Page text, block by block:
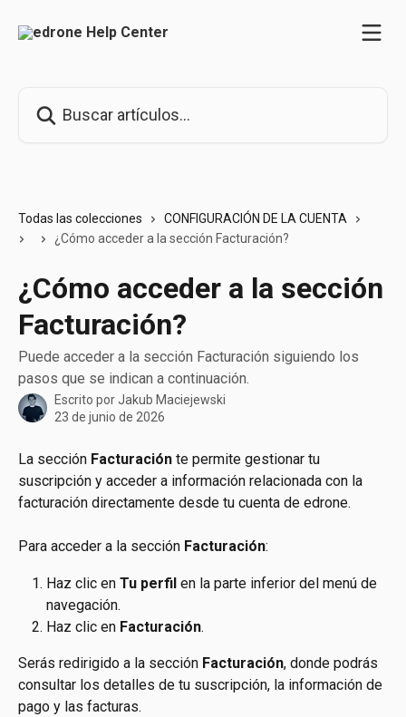
Todas las colecciones
CONFIGURACIÓN DE LA CUENTA
¿Cómo acceder a la sección Facturación?
¿Cómo acceder a la sección
Facturación?
Puede acceder a la sección Facturación siguiendo los
pasos que se indican a continuación.
Escrito porJakub Maciejewski
23 de junio de 2026
La sección Facturación te permite gestionar tu
suscripción y acceder a información relacionada con la
facturación directamente desde tu cuenta de edrone.
Para acceder a la sección Facturación:
Haz clic en Tu perfil en la parte inferior del menú de
navegación.
Haz clic en Facturación.
Serás redirigido a la sección Facturación, donde podrás
consultar los detalles de tu suscripción, la información de
pago y las facturas.